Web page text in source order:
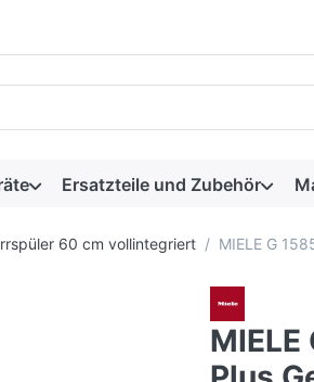
Während Sie tippen, erscheinen
Ersatzteile und Zubehör
60 cm vollintegriert MIELE G